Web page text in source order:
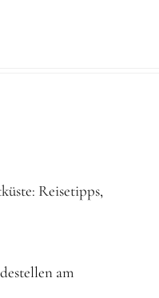
Reisetipps,
am